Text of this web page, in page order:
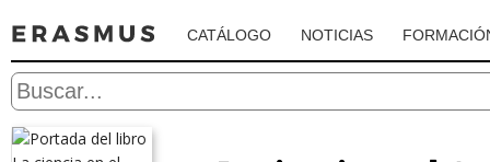
CATÁLOGO NOTICIAS